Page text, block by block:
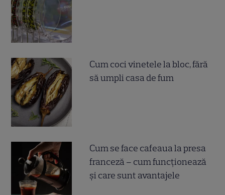
Cum coci vinetele la bloc, fără
să umpli casa de fum
Cum se face cafeaua la presa
franceză – cum funcționează
și care sunt avantajele